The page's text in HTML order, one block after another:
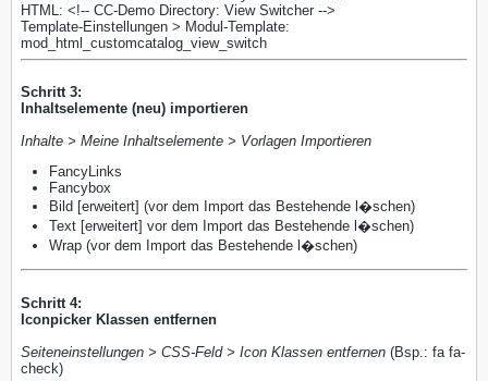
HTML: <!-- CC-Demo Directory: View Switcher -->
Template-Einstellungen > Modul-Template:
mod_html_customcatalog_view_switch
Schritt 3:
Inhaltselemente (neu) importieren
Inhalte > Meine Inhaltselemente > Vorlagen Importieren
FancyLinks
Fancybox
Bild [erweitert] (vor dem Import das Bestehende l�schen)
Text [erweitert] vor dem Import das Bestehende l�schen)
Wrap (vor dem Import das Bestehende l�schen)
Schritt 4:
Iconpicker Klassen entfernen
Seiteneinstellungen > CSS-Feld > Icon Klassen entfernen (Bsp.: fa fa-
check)